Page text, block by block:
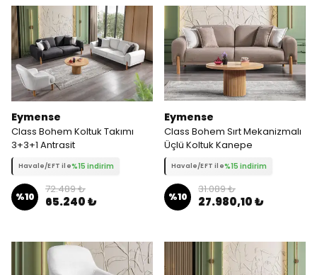
Eymense
Class Bohem Koltuk Takımı
3+3+1 Antrasit
Havale/EFT ile%15 indirim
%10
72.489 ₺
65.240 ₺
Eymense
Class Bohem Sırt Mekanizmalı
Üçlü Koltuk Kanepe
Havale/EFT ile%15 indirim
%10
31.089 ₺
27.980,10 ₺